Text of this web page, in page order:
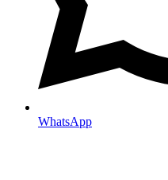
WhatsApp